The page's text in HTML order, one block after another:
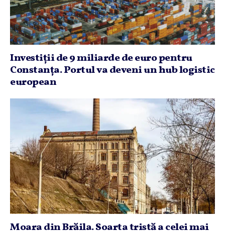
Investiţii de 9 miliarde de euro pentru
Constanţa. Portul va deveni un hub logistic
european
Moara din Brăila. Soarta tristă a celei mai